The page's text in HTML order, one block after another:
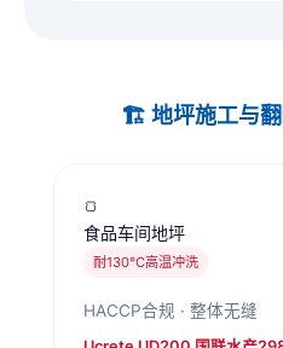
🏗️ 地坪施工与翻
🍞
食品车间地坪
耐130°C高温冲洗
HACCP合规 · 整体无缝